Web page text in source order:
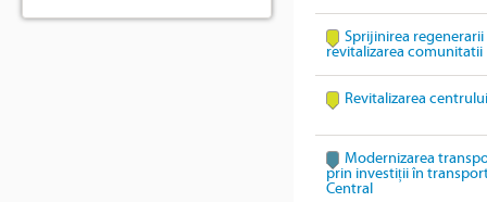
Sprijinirea
revitalizarea comunitatii
Revitalizarea
Modernizarea
prin investiții în
Central